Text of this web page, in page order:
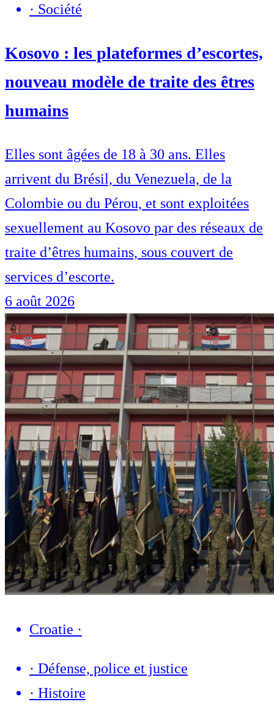
· Société
Kosovo : les plateformes d’escortes,
nouveau modèle de traite des êtres
humains
Elles sont âgées de 18 à 30 ans. Elles
arrivent du Brésil, du Venezuela, de la
Colombie ou du Pérou, et sont exploitées
sexuellement au Kosovo par des réseaux de
traite d’êtres humains, sous couvert de
services d’escorte.
6 août 2026
Croatie ·
· Défense, police et justice
· Histoire